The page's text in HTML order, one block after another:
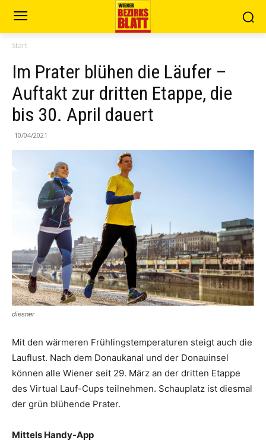
Start
Im Prater blühen die Läufer –
Auftakt zur dritten Etappe, die
bis 30. April dauert
10/04/2021
diesner
Mit den wärmeren Frühlingstemperaturen steigt auch die
Lauflust. Nach dem Donaukanal und der Donauinsel
können alle Wiener seit 29. März an der dritten Etappe
des Virtual Lauf-Cups teilnehmen. Schauplatz ist diesmal
der ­grün blühende Prater.
Mittels Handy-App